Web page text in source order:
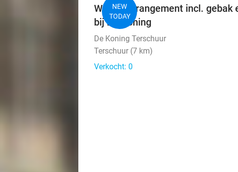
NEW
TODAY
Wandelarrangement incl. gebak
bij De Koning
De Koning Terschuur
Terschuur (7 km)
Verkocht: 0